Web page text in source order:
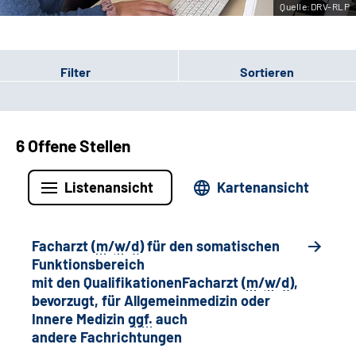
Gebärdensprache
Quelle:DRV-RLP
Filter Sortieren
6 Offene Stellen
Listenansicht Kartenansicht
Facharzt (m/w/d) für den somatischen
Funktionsbereich
mit den QualifikationenFacharzt (m/w/d),
bevorzugt, für Allgemeinmedizin oder
Innere Medizin ggf. auch
andere Fachrichtungen